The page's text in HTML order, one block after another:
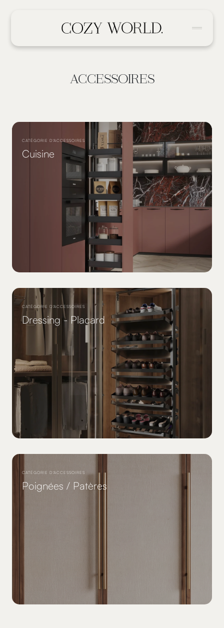
ACCESSOIRES
CATÉGORIE D'ACCESSOIRES
Cuisine
CATÉGORIE D'ACCESSOIRES
Dressing - Placard
CATÉGORIE D'ACCESSOIRES
Poignées / Patères